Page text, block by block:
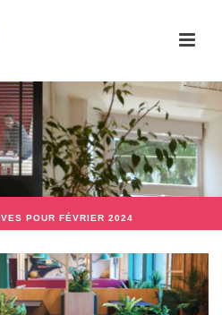
POUR FÉVRIER 2024